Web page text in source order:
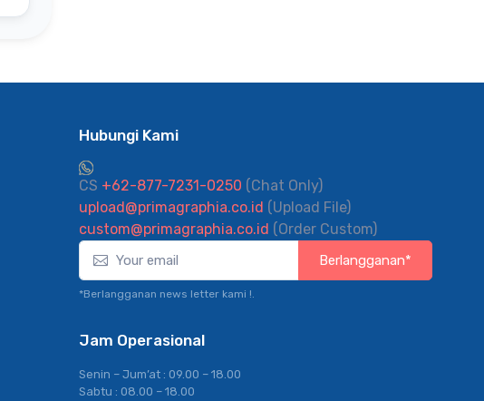
Hubungi Kami
CS +62-877-7231-0250 (Chat Only)
upload@primagraphia.co.id (Upload File)
custom@primagraphia.co.id (Order Custom)
Berlangganan*
*Berlangganan news letter kami !.
Jam Operasional
Senin – Jum’at : 09.00 – 18.00
Sabtu : 08.00 – 18.00